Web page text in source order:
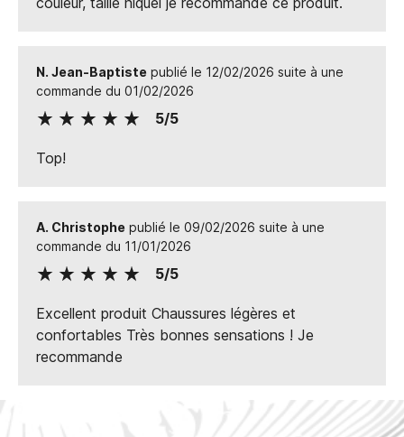
N. Jean-Baptiste publié le 12/02/2026 suite à une
commande du 01/02/2026
5/5
Top!
A. Christophe publié le 09/02/2026 suite à une
commande du 11/01/2026
5/5
Excellent produit Chaussures légères et
confortables Très bonnes sensations ! Je
recommande